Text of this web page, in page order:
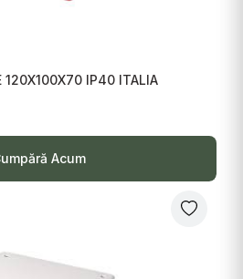
120X100X70 IP40 ITALIA
Acum